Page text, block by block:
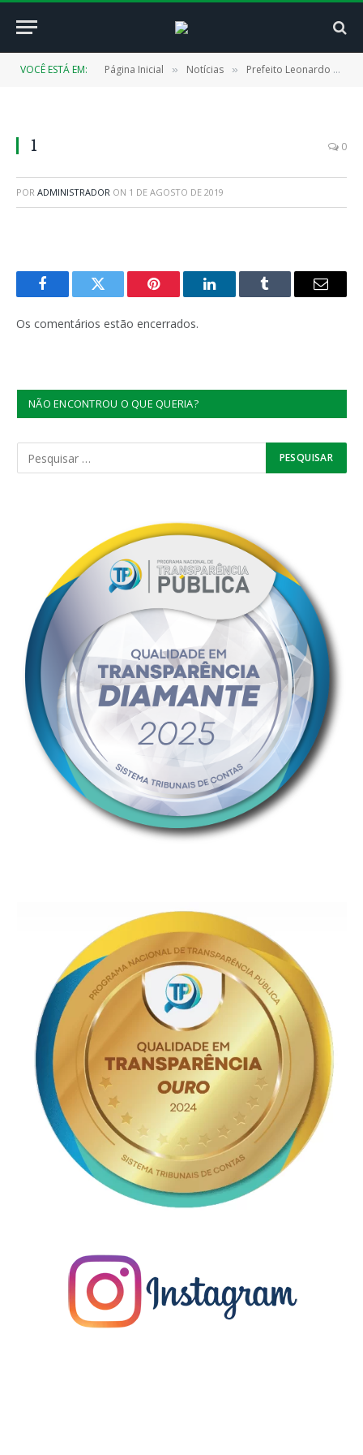
VOCÊ ESTÁ EM: Página Inicial » Notícias » Prefeito Leonardo Vale fortalece a cultura
1 0
POR ADMINISTRADOR ON 1 DE AGOSTO DE 2019
FacebookTwitter Pinterest LinkedInTumblr
E-
Os comentários estão encerrados.
NÃO ENCONTROU O QUE QUERIA?